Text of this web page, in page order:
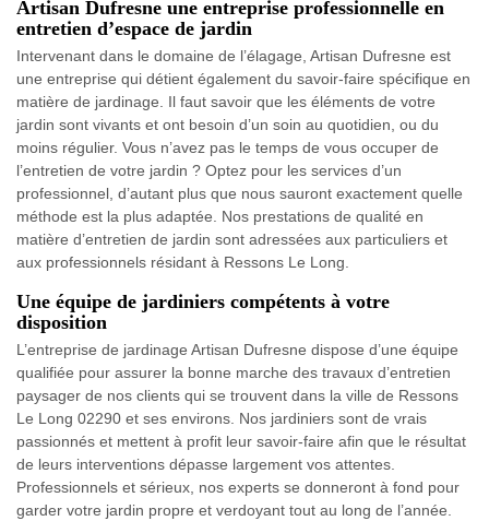
Artisan Dufresne une entreprise professionnelle en
entretien d’espace de jardin
Intervenant dans le domaine de l’élagage, Artisan Dufresne est
une entreprise qui détient également du savoir-faire spécifique en
matière de jardinage. Il faut savoir que les éléments de votre
jardin sont vivants et ont besoin d’un soin au quotidien, ou du
moins régulier. Vous n’avez pas le temps de vous occuper de
l’entretien de votre jardin ? Optez pour les services d’un
professionnel, d’autant plus que nous sauront exactement quelle
méthode est la plus adaptée. Nos prestations de qualité en
matière d’entretien de jardin sont adressées aux particuliers et
aux professionnels résidant à Ressons Le Long.
Une équipe de jardiniers compétents à votre
disposition
L’entreprise de jardinage Artisan Dufresne dispose d’une équipe
qualifiée pour assurer la bonne marche des travaux d’entretien
paysager de nos clients qui se trouvent dans la ville de Ressons
Le Long 02290 et ses environs. Nos jardiniers sont de vrais
passionnés et mettent à profit leur savoir-faire afin que le résultat
de leurs interventions dépasse largement vos attentes.
Professionnels et sérieux, nos experts se donneront à fond pour
garder votre jardin propre et verdoyant tout au long de l’année.